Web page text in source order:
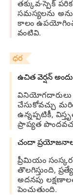
తక్కువ-స్పెక్
సమస్యలను
కాలం
వంటివి.
ధర
ఉచిత వెర్షన్
వినియోగదారులు
చేసుకోవచ్చు
ఉన్నప్పటికీ,
ప్రాప్యత
చందా
ప్రీమియం
తొలగిస్తుంది,
అదనపు
పెంచుతుంది.